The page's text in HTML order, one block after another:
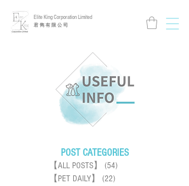
Elite King Corporation Limited
​君 雋 有 限 公 司
POST CATEGORIES
【ALL POSTS】 (54)
【PET DAILY】
(22)